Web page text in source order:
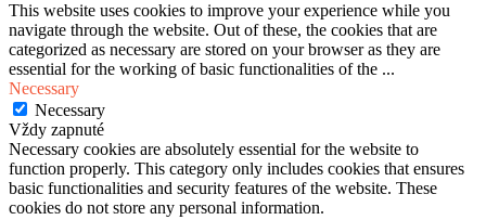
This website uses cookies to improve your experience while you
navigate through the website. Out of these, the cookies that are
categorized as necessary are stored on your browser as they are
essential for the working of basic functionalities of the ...
Necessary
Necessary
Vždy zapnuté
Necessary cookies are absolutely essential for the website to
function properly. This category only includes cookies that ensures
basic functionalities and security features of the website. These
cookies do not store any personal information.